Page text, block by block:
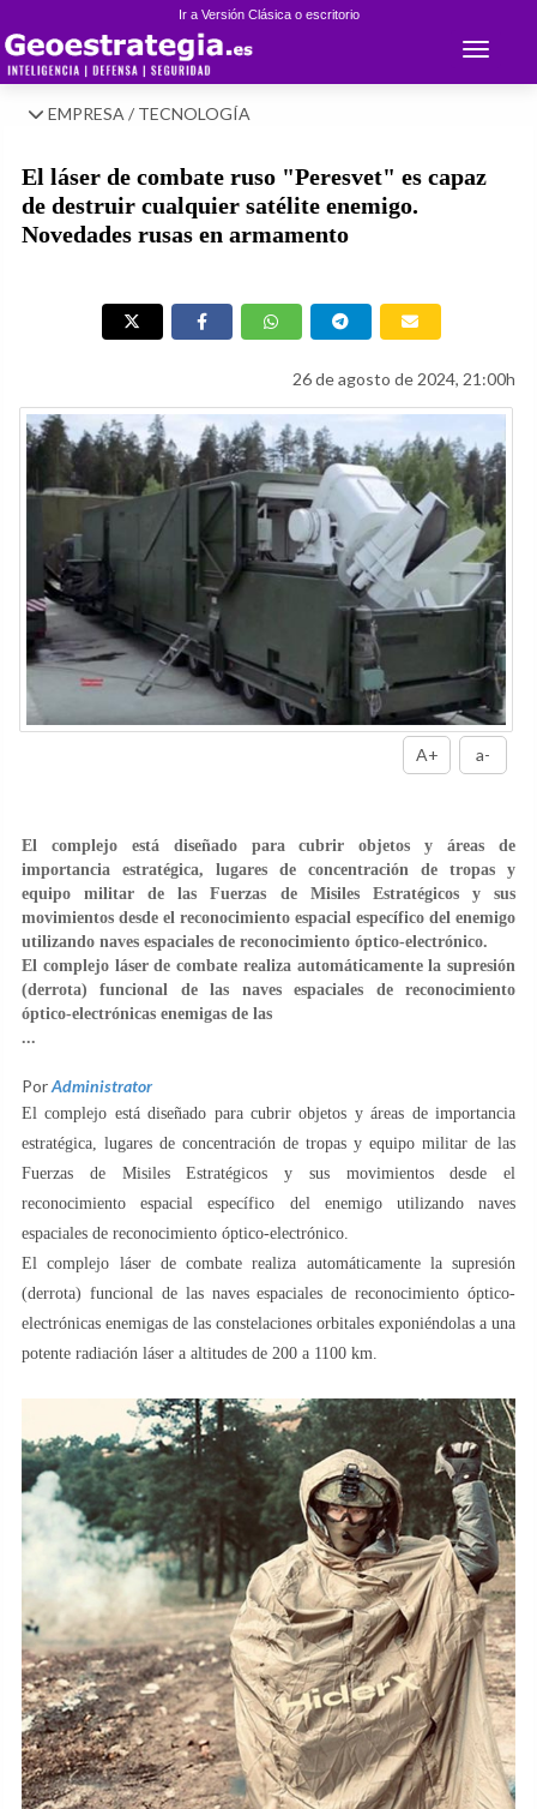
Ir a Versión Clásica o escritorio
Toggle
EMPRESA / TECNOLOGÍA
El láser de combate ruso "Peresvet" es capaz
de destruir cualquier satélite enemigo.
Novedades rusas en armamento
26 de agosto de 2024, 21:00h
A+ a-
El complejo está diseñado para cubrir objetos y áreas de
importancia estratégica, lugares de concentración de tropas y
equipo militar de las Fuerzas de Misiles Estratégicos y sus
movimientos desde el reconocimiento espacial específico del enemigo
utilizando naves espaciales de reconocimiento óptico-electrónico.
El complejo láser de combate realiza automáticamente la supresión
(derrota) funcional de las naves espaciales de reconocimiento
óptico-electrónicas enemigas de las
...
PorAdministrator
El complejo está diseñado para cubrir objetos y áreas de importancia
estratégica, lugares de concentración de tropas y equipo militar de las
Fuerzas de Misiles Estratégicos y sus movimientos desde el
reconocimiento espacial específico del enemigo utilizando naves
espaciales de reconocimiento óptico-electrónico.
El complejo láser de combate realiza automáticamente la supresión
(derrota) funcional de las naves espaciales de reconocimiento óptico-
electrónicas enemigas de las constelaciones orbitales exponiéndolas a una
potente radiación láser a altitudes de 200 a 1100 km.